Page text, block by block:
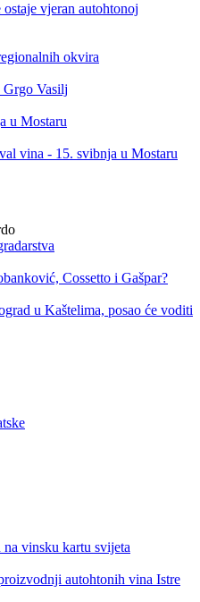
vjeran autohtonoj
okvira
Grgo Vasilj
u Mostaru
vina - 15. svibnja u Mostaru
Cossetto i Gašpar?
u Kaštelima, posao će voditi
vinsku kartu svijeta
autohtonih vina Istre